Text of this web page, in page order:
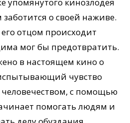
о своей наживе.
отцом происходит
мог бы предотвратить.
в настоящем кино о
чувство
с помощью
помогать людям и